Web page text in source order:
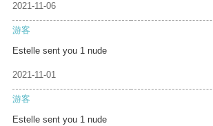
2021-11-06
游客
Estelle sent you 1 nude
2021-11-01
游客
Estelle sent you 1 nude